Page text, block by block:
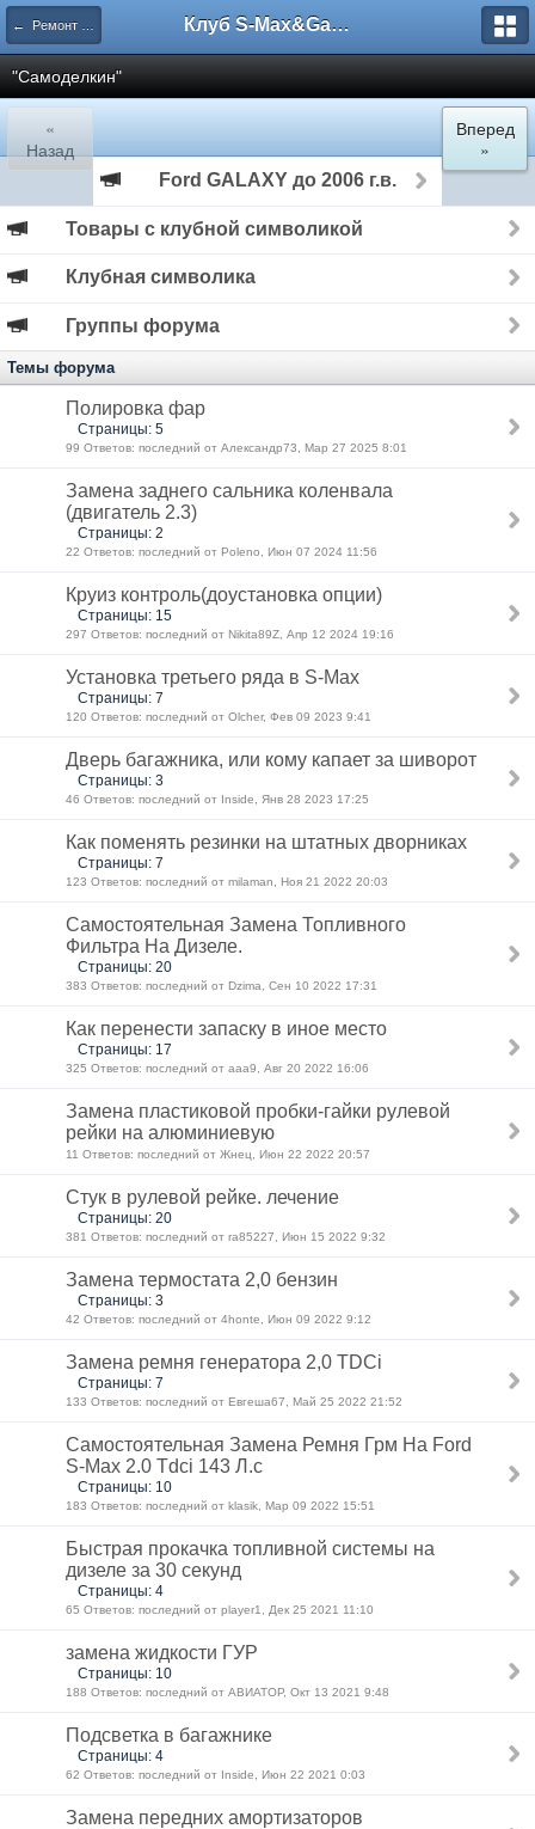
← Ремонт и эксплуатация Клуб S-Max&Galaxy
"Самоделкин"
«
Назад
Вперед
»
Ford GALAXY до 2006 г.в.
Товары с клубной символикой
Клубная символика
Группы форума
Темы форума
Полировка фар
Страницы: 5
99 Ответов: последний от Александр73, Мар 27 2025 8:01
Замена заднего сальника коленвала
(двигатель 2.3)
Страницы: 2
22 Ответов: последний от Poleno, Июн 07 2024 11:56
Круиз контроль(доустановка опции)
Страницы: 15
297 Ответов: последний от Nikita89Z, Апр 12 2024 19:16
Установка третьего ряда в S-Max
Страницы: 7
120 Ответов: последний от Olcher, Фев 09 2023 9:41
Дверь багажника, или кому капает за шиворот
Страницы: 3
46 Ответов: последний от Inside, Янв 28 2023 17:25
Как поменять резинки на штатных дворниках
Страницы: 7
123 Ответов: последний от milaman, Ноя 21 2022 20:03
Самостоятельная Замена Топливного
Фильтра На Дизеле.
Страницы: 20
383 Ответов: последний от Dzima, Сен 10 2022 17:31
Как перенести запаску в иное место
Страницы: 17
325 Ответов: последний от aaa9, Авг 20 2022 16:06
Замена пластиковой пробки-гайки рулевой
рейки на алюминиевую
11 Ответов: последний от Жнец, Июн 22 2022 20:57
Стук в рулевой рейке. лечение
Страницы: 20
381 Ответов: последний от ra85227, Июн 15 2022 9:32
Замена термостата 2,0 бензин
Страницы: 3
42 Ответов: последний от 4honte, Июн 09 2022 9:12
Замена ремня генератора 2,0 TDCi
Страницы: 7
133 Ответов: последний от Евгеша67, Май 25 2022 21:52
Самостоятельная Замена Ремня Грм На Ford
S-Max 2.0 Tdci 143 Л.с
Страницы: 10
183 Ответов: последний от klasik, Мар 09 2022 15:51
Быстрая прокачка топливной системы на
дизеле за 30 секунд
Страницы: 4
65 Ответов: последний от player1, Дек 25 2021 11:10
замена жидкости ГУР
Страницы: 10
188 Ответов: последний от АВИАТОР, Окт 13 2021 9:48
Подсветка в багажнике
Страницы: 4
62 Ответов: последний от Inside, Июн 22 2021 0:03
Замена передних амортизаторов